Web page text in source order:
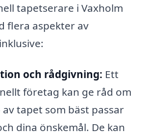
tapetserare i Vaxholm
flera aspekter av
och rådgivning: Ett
företag kan ge råd om
tapet som bäst passar
dina önskemål. De kan